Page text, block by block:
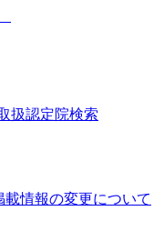
扱認定院検索
載情報の変更について